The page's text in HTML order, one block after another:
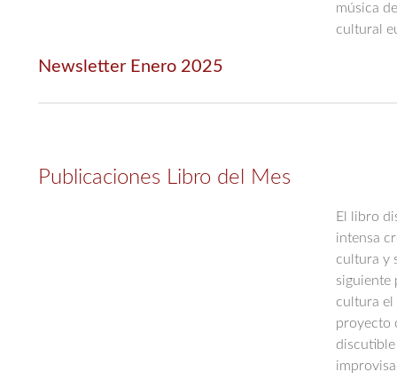
música
cultural
Newsletter Enero 2025
Publicaciones Libro del Mes
El libro
intensa
cultura y
siguiente
cultura el
proyecto